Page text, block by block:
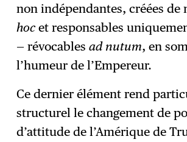
non indépendantes, créées de
hocet responsables
— révocablesad nutum, en
l’humeur de l’Empereur.
Ce dernier élément rend
structurel le changement de
d’attitude de l’Amérique de